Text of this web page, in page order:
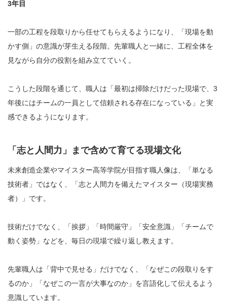
3年目
一部の工程を段取りから任せてもらえるようになり、「現場を動
かす側」の意識が芽生える段階。先輩職人と一緒に、工程全体を
見ながら自分の役割を組み立てていく。
こうした段階を通じて、職人は「最初は掃除だけだった現場で、3
年後にはチームの一員として信頼される存在になっている」と実
感できるようになります。
「志と人間力」まで含めて育てる現場文化
未来創造企業やマイスター高等学院が目指す職人像は、「単なる
技術者」ではなく、「志と人間力を備えたマイスター（現場実務
者）」です。
技術だけでなく、「挨拶」「時間厳守」「安全意識」「チームで
動く姿勢」などを、毎日の現場で繰り返し教えます。
先輩職人は「背中で見せる」だけでなく、「なぜこの段取りをす
るのか」「なぜこの一言が大事なのか」を言語化して伝えるよう
意識しています。